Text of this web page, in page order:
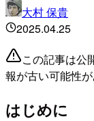
大村 保貴
2025.04.25
この記事は公
報が古い可能性
はじめに